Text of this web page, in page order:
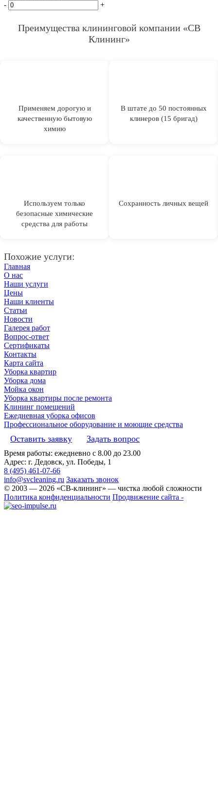
-
+
Преимущества клининговой компании «СВ
Клининг»
Применяем дорогую и
качественную бытовую
химию
В штате до 50 постоянных
клинеров (15 бригад)
Используем только
безопасные химические
средства для работы
Сохранность личных вещей
Похожие услуги:
Главная
О нас
Наши услуги
Цены
Наши клиенты
Статьи
Новости
Галерея работ
Вопрос-ответ
Сертификаты
Контакты
Карта сайта
Уборка квартир
Уборка дома
Мойка окон
Уборка квартиры после ремонта
Клининг помещений
Ежедневная уборка офисов
Профессиональное оборудование и моющие средства
Оставить заявку Задать вопрос
Время работы: ежедневно с 8.00 до 23.00
Адрес: г. Дедовск, ул. Победы, 1
8 (495) 461-07-66
info@svcleaning.ru Заказать звонок
© 2003 — 2026 «СВ-клининг» — чистка любой сложности
Политика конфиденциальности Продвижение сайта -